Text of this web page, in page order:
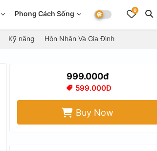
Phong Cách Sống 0
Kỹ năng Hôn Nhân Và Gia Đình
999.000đ
599.000Đ
Buy Now